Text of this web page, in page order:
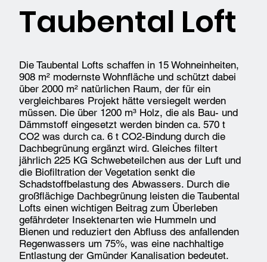
Taubental Loft
Die Taubental Lofts schaffen in 15 Wohneinheiten,
908 m² modernste Wohnfläche und schützt dabei
über 2000 m² natürlichen Raum, der für ein
vergleichbares Projekt hätte versiegelt werden
müssen. Die über 1200 m³ Holz, die als Bau- und
Dämmstoff eingesetzt werden binden ca. 570 t
CO2 was durch ca. 6 t CO2-Bindung durch die
Dachbegrünung ergänzt wird. Gleiches filtert
jährlich 225 KG Schwebeteilchen aus der Luft und
die Biofiltration der Vegetation senkt die
Schadstoffbelastung des Abwassers. Durch die
großflächige Dachbegrünung leisten die Taubental
Lofts einen wichtigen Beitrag zum Überleben
gefährdeter Insektenarten wie Hummeln und
Bienen und reduziert den Abfluss des anfallenden
Regenwassers um 75%, was eine nachhaltige
Entlastung der Gmünder Kanalisation bedeutet.